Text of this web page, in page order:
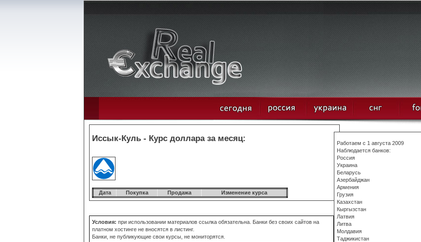
Иссык-Куль - Курс доллара за месяц:
Дата Покупка Продажа Изменение курса
Условия: при использовании материалов ссылка обязательна. Банки без своих сайтов на
платном хостинге не вносятся в листинг.
Банки, не публикующие свои курсы, не мониторятся.
Работаем с 1 августа 2009
Наблюдается банков:
Россия
Украина
Беларусь
Азербайджан
Армения
Грузия
Казахстан
Кыргызстан
Латвия
Литва
Молдавия
Таджикистан